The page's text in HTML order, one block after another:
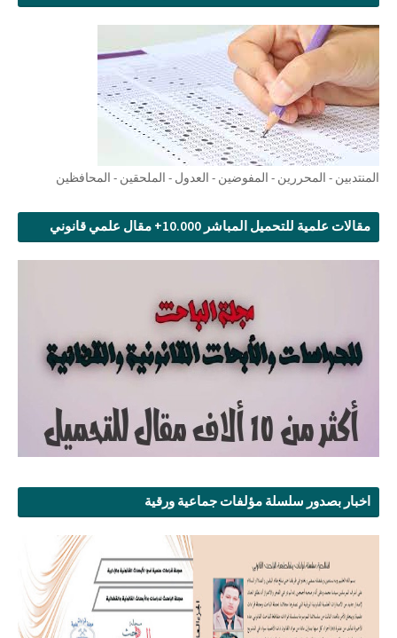
المنتدبين - المحررين - المفوضين - العدول - الملحقين - المحافظين
مقالات علمية للتحميل المباشر 10.000+ مقال علمي قانوني
اخبار بصدور سلسلة مؤلفات جماعية ورقية